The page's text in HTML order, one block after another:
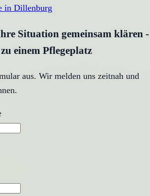
in Dillenburg
Situation gemeinsam klären -
einem Pflegeplatz
aus. Wir melden uns zeitnah und